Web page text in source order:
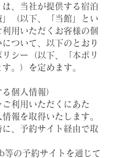
は、当社が提供する宿泊
（以下、「当館」とい
利用いただくお客様の個
ついて、以下のとおり
シー（以下、「本ポリ
。）を定めます。
個人情報）
利用いただくにあた
報を取得いたします。
、予約サイト経由で取
の予約サイトを通じて